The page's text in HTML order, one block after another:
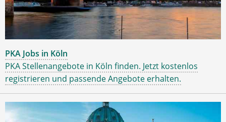
PKA Jobs in Köln
PKA Stellenangebote in Köln finden. Jetzt kostenlos
registrieren und passende Angebote erhalten.